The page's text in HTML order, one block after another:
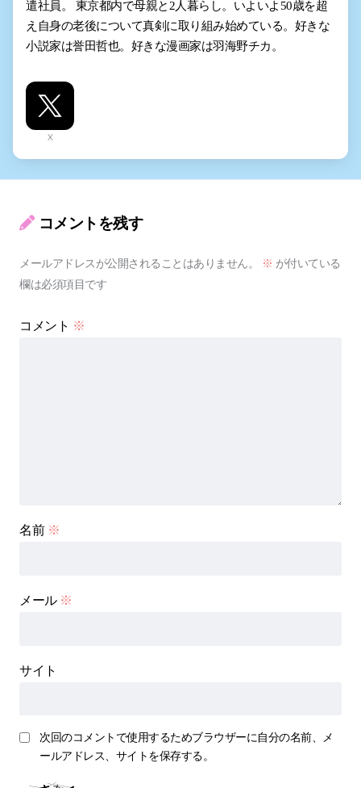
遣社員。 東京都内で母親と2人暮らし。いよいよ50歳を超
え自身の老後について真剣に取り組み始めている。好きな
小説家は誉田哲也。好きな漫画家は羽海野チカ。
X
コメントを残す
メールアドレスが公開されることはありません。 ※ が付いている
欄は必須項目です
コメント ※
名前 ※
メール ※
サイト
次回のコメントで使用するためブラウザーに自分の名前、メ
ールアドレス、サイトを保存する。